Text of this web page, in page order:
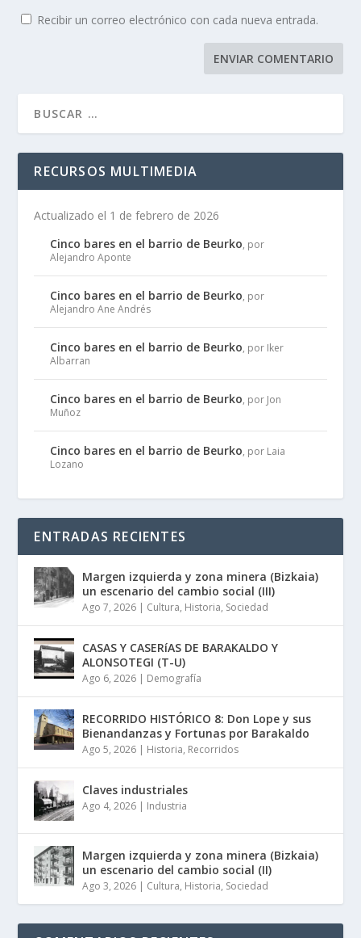
Recibir un correo electrónico con cada nueva entrada.
RECURSOS MULTIMEDIA
Actualizado el 1 de febrero de 2026
Cinco bares en el barrio de Beurko, por
Alejandro Aponte
Cinco bares en el barrio de Beurko, por
Alejandro Ane Andrés
Cinco bares en el barrio de Beurko, por Iker
Albarran
Cinco bares en el barrio de Beurko, por Jon
Muñoz
Cinco bares en el barrio de Beurko, por Laia
Lozano
ENTRADAS RECIENTES
Margen izquierda y zona minera (Bizkaia)
un escenario del cambio social (III)
Ago 7, 2026 | Cultura, Historia, Sociedad
CASAS Y CASERíAS DE BARAKALDO Y
ALONSOTEGI (T-U)
Ago 6, 2026 | Demografía
RECORRIDO HISTÓRICO 8: Don Lope y sus
Bienandanzas y Fortunas por Barakaldo
Ago 5, 2026 | Historia, Recorridos
Claves industriales
Ago 4, 2026 | Industria
Margen izquierda y zona minera (Bizkaia)
un escenario del cambio social (II)
Ago 3, 2026 | Cultura, Historia, Sociedad